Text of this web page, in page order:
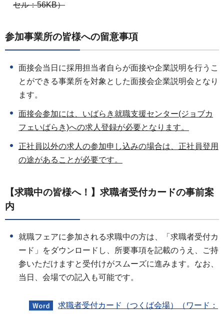
セル：56KB）
参加事業所の皆様への留意事項
面接会当日に採用担当者自らが面接や企業説明を行うこ
とができる事業所を対象とした面接会企業説明会となり
ます。
面接会参加には、いばらき就職支援センター(ジョブカ
フェいばらき)への求人登録が必要となります。
正社員以外の求人の参加申し込みの場合は、正社員登用
の途があることが必要です。
【求職中の皆様へ！】求職者受付カードの事前案
内
就職フェアに参加される求職中の方は、「求職者受付カ
ード」をダウンロードし、所要事項を記載のうえ、ご持
参いただけますと受付けがスムーズに進みます。なお、
当日、会場での記入も可能です。
求職者受付カード（つくば会場）（ワード：